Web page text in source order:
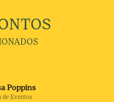
Poppins
de Eventos